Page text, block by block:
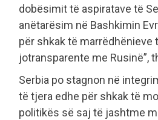
dobësimit të aspiratave të
anëtarësim në Bashkimin
për shkak të marrëdhënieve
jotransparente me Rusinë”,
Serbia po stagnon në
të tjera edhe për shkak të
politikës së saj të jashtme